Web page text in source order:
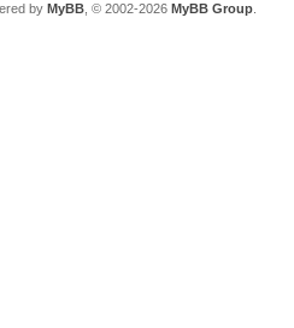
by MyBB , © 2002-2026 MyBB Group